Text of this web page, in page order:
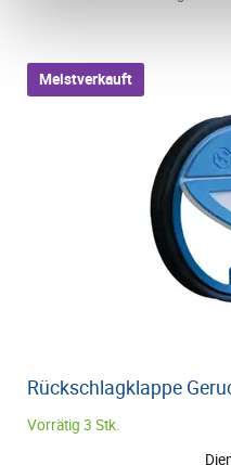
Meistverkauft
Rückschlagklappe
Vorrätig 3 Stk.